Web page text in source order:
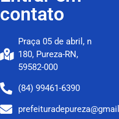
contato
Praça 05 de abril, n
180, Pureza-RN,
59582-000
(84) 99461-6390